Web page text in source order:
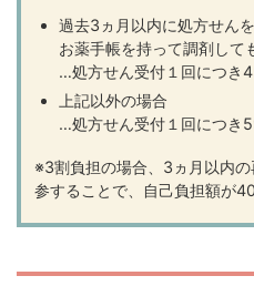
過去3ヵ月以内に処方せん
お薬手帳を持って調剤して
…処方せん受付１回につき
上記以外の場合
…処方せん受付１回につき
※3割負担の場合、3ヵ月以内
参することで、自己負担額が